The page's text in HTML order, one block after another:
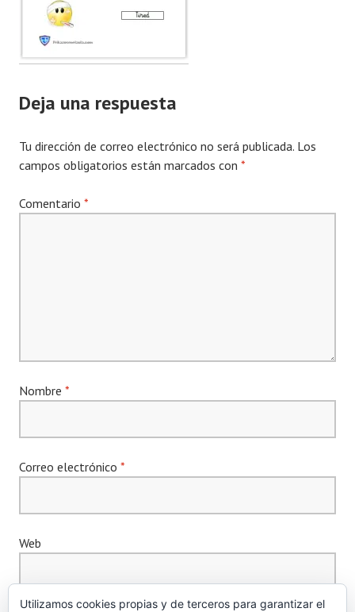
Deja una respuesta
Tu dirección de correo electrónico no será publicada. Los
campos obligatorios están marcados con *
Comentario *
Nombre *
Correo electrónico *
Web
Utilizamos cookies propias y de terceros para garantizar el